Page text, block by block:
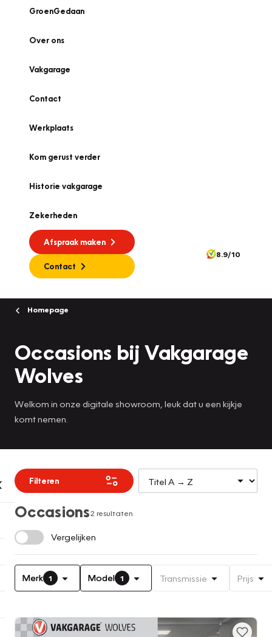
GroenGedaan
Over ons
Vakgarage
Contact
Werkplaats
Kom gerust verder
Historie vakgarage
Zekerheden
Afspraak maken
Contact
8.9/10
Homepage
Occasions bij Vakgarage
Wolves
Welkom in onze digitale showroom, leuk dat u een kijkje
komt nemen.
Filteren
Occasions2 resultaten
Vergelijken
Merk 1 Model 1 Transmissie Prijs